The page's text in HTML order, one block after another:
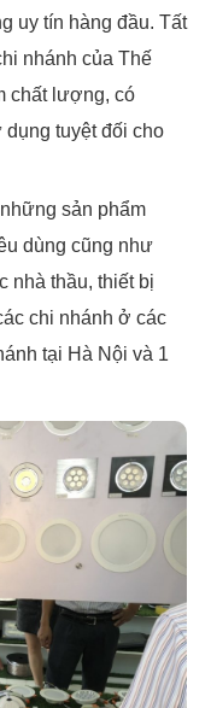
uy tín hàng đầu. Tất
nhánh của Thế
chất lượng, có
tuyệt đối cho
sản phẩm
dùng cũng như
nhà thầu, thiết bị
chi nhánh ở các
tại Hà Nội và 1